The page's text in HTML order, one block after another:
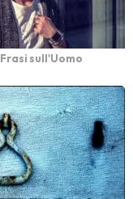
Frasi sull'Uomo